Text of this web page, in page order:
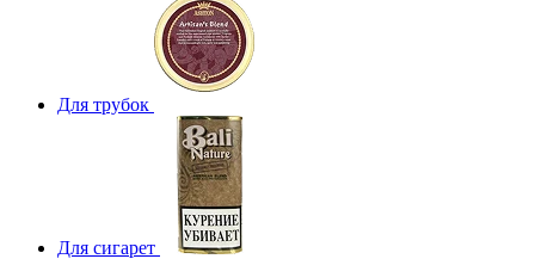
Для трубок
Для сигарет